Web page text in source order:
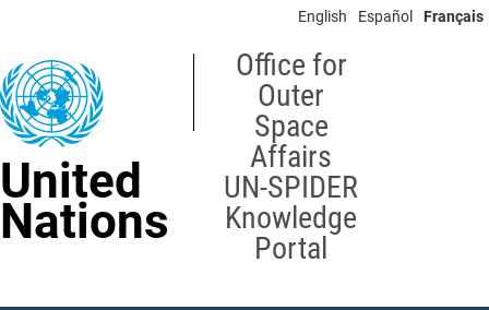
content
English Español Français
United
Nations
Office for
Outer
Space
Affairs
UN-SPIDER
Knowledge
Portal